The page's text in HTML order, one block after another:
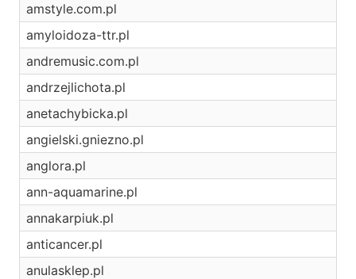
amstyle.com.pl
amyloidoza-ttr.pl
andremusic.com.pl
andrzejlichota.pl
anetachybicka.pl
angielski.gniezno.pl
anglora.pl
ann-aquamarine.pl
annakarpiuk.pl
anticancer.pl
anulasklep.pl